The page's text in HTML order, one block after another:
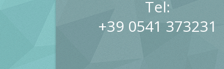
Tel:
+39 0541 373231